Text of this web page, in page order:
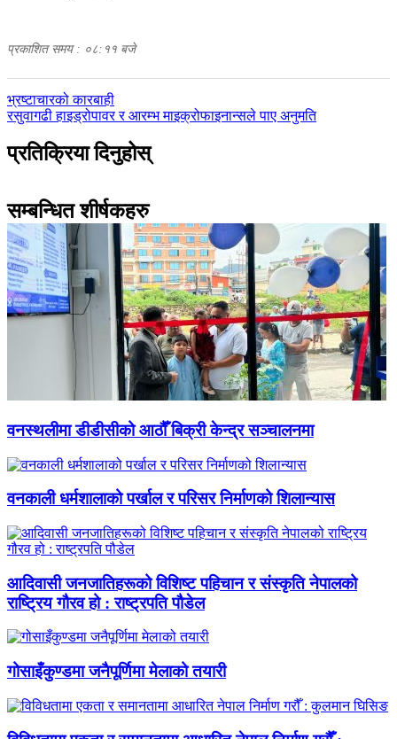
प्रकाशित समय : ०८:११ बजे
पछिल्लाे
-
भ्रष्टाचारको कारबाही
अघिल्लाे
रसुवागढी हाइड्रोपावर र आरम्भ माइक्रोफाइनान्सले पाए अनुमति
प्रतिक्रिया दिनुहोस्
सम्बन्धित शीर्षकहरु
वनस्थलीमा डीडीसीको आठौँ बिक्री केन्द्र सञ्चालनमा
वनकाली धर्मशालाको पर्खाल र परिसर निर्माणको शिलान्यास
आदिवासी जनजातिहरूको विशिष्ट पहिचान र संस्कृति नेपालको
राष्ट्रिय गौरव हो : राष्ट्रपति पौडेल
गोसाइँकुण्डमा जनैपूर्णिमा मेलाको तयारी